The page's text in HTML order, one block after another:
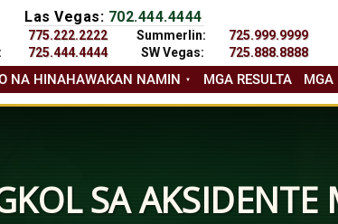
Las Vegas: 702.444.4444
775.222.2222
725.444.4444
Summerlin:
725.999.9999
SW Vegas:
725.888.8888
NA HINAHAWAKAN NAMIN MGA RESULTA MGA
SA AKSIDENTE